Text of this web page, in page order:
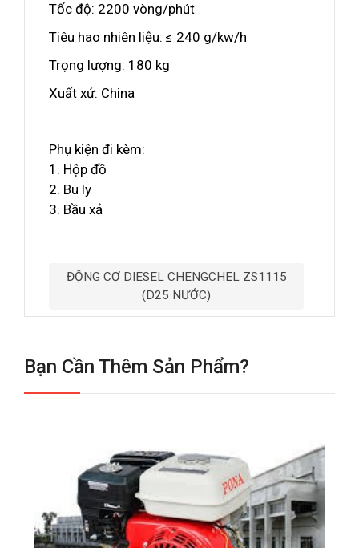
Tốc độ: 2200 vòng/phút
Tiêu hao nhiên liệu: ≤ 240 g/kw/h
Trọng lượng: 180 kg
Xuất xứ: China
Phụ kiện đi kèm:
1. Hộp đồ
2. Bu ly
3. Bầu xả
ĐỘNG CƠ DIESEL CHENGCHEL ZS1115
(D25 NƯỚC)
Bạn Cần Thêm Sản Phẩm?